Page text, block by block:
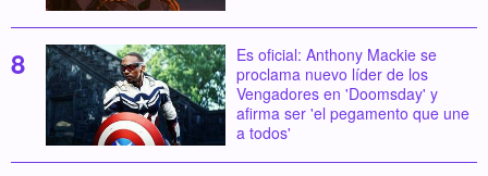
Es oficial: Anthony Mackie se
proclama nuevo líder de los
Vengadores en 'Doomsday' y
afirma ser 'el pegamento que une
a todos'